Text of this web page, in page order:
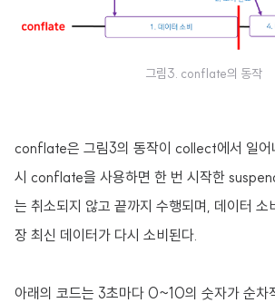
그림3. conflate의 동작
conflate은 그림3의 동작이 collect에서 일
시 conflate을 사용하면 한 번 시작한
는 취소되지 않고 끝까지 수행되며, 데이터 소
장 최신 데이터가 다시 소비된다.
아래의 코드는 3초마다 0~10의 숫자가 순차